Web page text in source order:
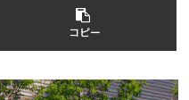
コピー